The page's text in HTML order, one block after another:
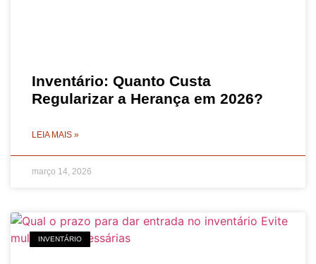
Inventário: Quanto Custa
Regularizar a Herança em 2026?
LEIA MAIS »
março 14, 2026
INVENTÁRIO